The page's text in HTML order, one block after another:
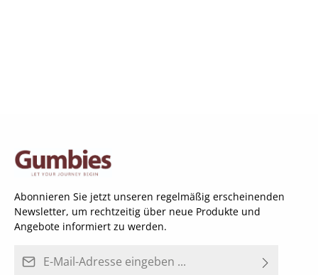
Abonnieren Sie jetzt unseren regelmäßig erscheinenden
Newsletter, um rechtzeitig über neue Produkte und
Angebote informiert zu werden.